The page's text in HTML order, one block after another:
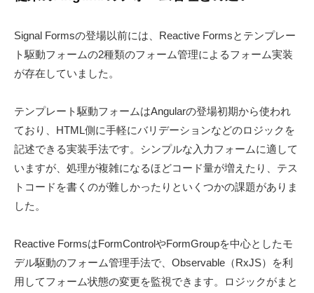
Signal Formsの登場以前には、Reactive Formsとテンプレー
ト駆動フォームの2種類のフォーム管理によるフォーム実装
が存在していました。
テンプレート駆動フォームはAngularの登場初期から使われ
ており、HTML側に手軽にバリデーションなどのロジックを
記述できる実装手法です。シンプルな入力フォームに適して
いますが、処理が複雑になるほどコード量が増えたり、テス
トコードを書くのが難しかったりといくつかの課題がありま
した。
Reactive FormsはFormControlやFormGroupを中心としたモ
デル駆動のフォーム管理手法で、Observable（RxJS）を利
用してフォーム状態の変更を監視できます。ロジックがまと